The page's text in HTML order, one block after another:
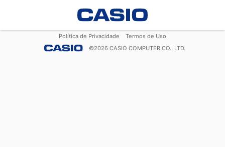
Política de Privacidade
Termos de Uso
©2026 CASIO COMPUTER CO., LTD.